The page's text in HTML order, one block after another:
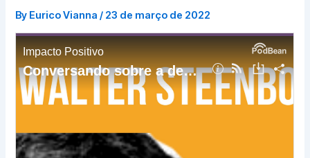
By Eurico Vianna / 23 de março de 2022